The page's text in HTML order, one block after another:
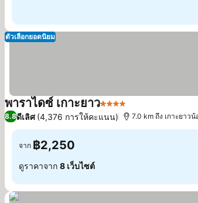
ตัวเลือกยอดนิยม
พาราไดซ์ เกาะยาว4 ดาว ดูราคา
8.8ดีเลิศ (4,376 การให้คะแนน) 7.0 km ถึง เกาะยาวน้
จาก ฿2,250
ดูราคาจาก 8 เว็บไซต์